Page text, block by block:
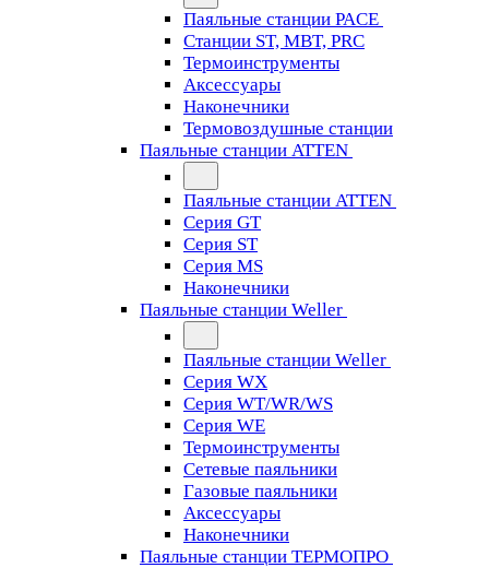
Паяльные станции PACE
Станции ST, MBT, PRC
Термоинструменты
Аксессуары
Наконечники
Термовоздушные станции
Паяльные станции ATTEN
Паяльные станции ATTEN
Серия GT
Серия ST
Серия MS
Наконечники
Паяльные станции Weller
Паяльные станции Weller
Серия WX
Серия WT/WR/WS
Серия WE
Термоинструменты
Сетевые паяльники
Газовые паяльники
Аксессуары
Наконечники
Паяльные станции ТЕРМОПРО